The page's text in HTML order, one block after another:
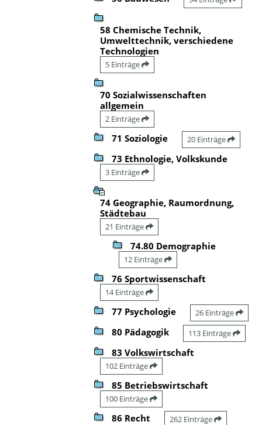
58 Chemische Technik,
Umwelttechnik, verschiedene
Technologien
5 Einträge
70 Sozialwissenschaften
allgemein
2 Einträge
71 Soziologie 20 Einträge
73 Ethnologie, Volkskunde
3 Einträge
74 Geographie, Raumordnung,
Städtebau
21 Einträge
74.80 Demographie
12 Einträge
76 Sportwissenschaft
14 Einträge
77 Psychologie 26 Einträge
80 Pädagogik 113 Einträge
83 Volkswirtschaft
102 Einträge
85 Betriebswirtschaft
100 Einträge
86 Recht 262 Einträge